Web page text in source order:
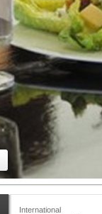
International